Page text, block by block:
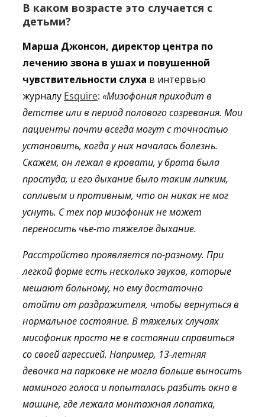
В каком возрасте это случается с
детьми?
Марша Джонсон, директор центра по
лечению звона в ушах и повушенной
чувствительности слуха в интервью
журналу Esquire: «Мизофония приходит в
детстве или в период полового созревания. Мои
пациенты почти всегда могут с точностью
установить, когда у них началась болезнь.
Скажем, он лежал в кровати, у брата была
простуда, и его дыхание было таким липким,
сопливым и противным, что он никак не мог
уснуть. С тех пор мизофоник не может
переносить чье-то тяжелое дыхание.
Расстройство проявляется по-разному. При
легкой форме есть несколько звуков, которые
мешают больному, но ему достаточно
отойти от раздражителя, чтобы вернуться в
нормальное состояние. В тяжелых случаях
мисофоник просто не в состоянии справиться
со своей агрессией. Например, 13-летняя
девочка на парковке не могла больше выносить
маминого голоса и попыталась разбить окно в
машине, где лежала монтажная лопатка,